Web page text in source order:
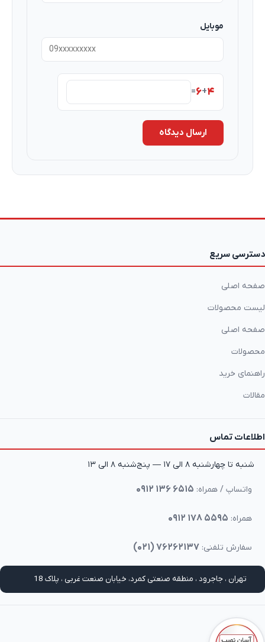
موبایل
۴+۶=
ارسال دیدگاه
دسترسی سریع
صفحه اصلی
لیست محصولات
صفحه اصلی
محصولات
راهنمای خرید
مقالات
اطلاعات تماس
شنبه تا چهارشنبه ۸ الی ۱۷ — پنج‌شنبه ۸ الی ۱۳
واتساپ / همراه: ۰۹۱۲ ۱۳۶ ۶۵۱۵
همراه: ۰۹۱۲ ۱۷۸ ۵۵۹۵
سفارش تلفنی: (۰۲۱) ۷۶۲۶۲۱۳۷
تهران ، جاجرود ، منطقه صنعتی کمرد، خیابان صنعت غربی ، پلاک 18